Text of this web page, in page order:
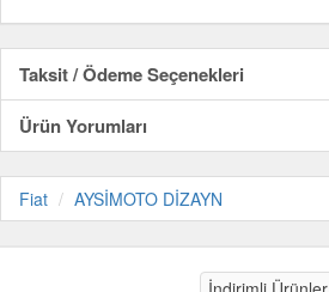
Taksit / Ödeme Seçenekleri
Ürün Yorumları
Fiat AYSİMOTO DİZAYN